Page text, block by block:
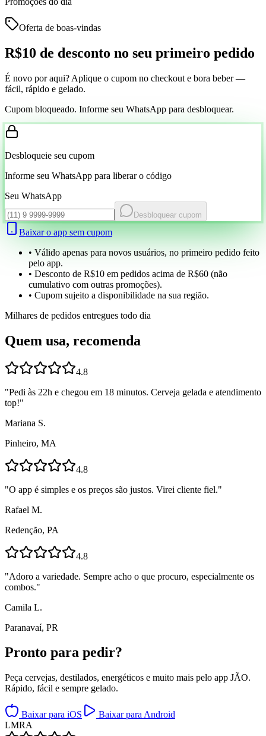
Oferta de boas-vindas
R$10 de desconto no seu primeiro pedido
É novo por aqui? Aplique o cupom no checkout e bora beber —
fácil, rápido e gelado.
Cupom bloqueado. Informe seu WhatsApp para desbloquear.
Desbloqueie seu cupom
Informe seu WhatsApp para liberar o código
Seu WhatsApp
Desbloquear cupom
Baixar o app sem cupom
• Válido apenas para novos usuários, no primeiro pedido feito
pelo app.
• Desconto de R$10 em pedidos acima de R$60 (não
cumulativo com outras promoções).
• Cupom sujeito a disponibilidade na sua região.
Milhares de pedidos entregues todo dia
Quem usa, recomenda
4.8
"Pedi às 22h e chegou em 18 minutos. Cerveja gelada e atendimento
top!"
Mariana S.
Pinheiro, MA
4.8
"O app é simples e os preços são justos. Virei cliente fiel."
Rafael M.
Redenção, PA
4.8
"Adoro a variedade. Sempre acho o que procuro, especialmente os
combos."
Camila L.
Paranavaí, PR
Pronto para pedir?
Peça cervejas, destilados, energéticos e muito mais pelo app JÃO.
Rápido, fácil e sempre gelado.
Baixar para iOS
Baixar para Android
LMRA